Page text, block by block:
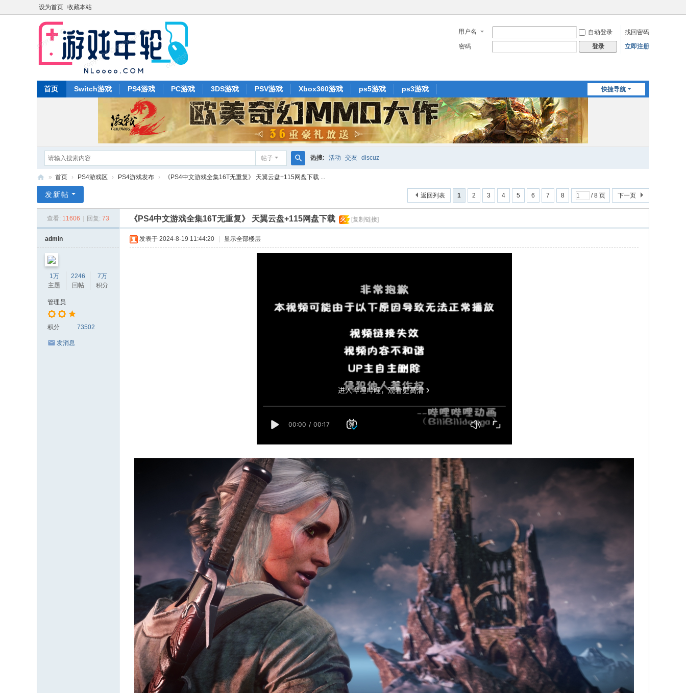
设为首页 收藏本站
用户名 自动登录
找回密码
密码
登录 立即注册
快捷导航
首页 Switch游戏 PS4游戏 PC游戏 3DS游戏 PSV游戏 Xbox360游戏 ps5游戏 ps3游戏
帖子
搜
热搜: 活动 交友 discuz
戏
» 首页 › PS4游戏区 › PS4游戏发布 › 《PS4中文游戏全集16T无重复》 天翼云盘+115网盘下载 ...
1 2 3 4 5 6 7 8 / 8 页 下一页
返回列表
发新帖
查看: 11606 回复: 73 《PS4中文游戏全集16T无重复》 天翼云盘+115网盘下载 火 [复制链接]
admin
1万
主题
2246
回帖
7万
积分
管理员
积分 73502
发消息
发表于 2024-8-19 11:44:20 显示全部楼层